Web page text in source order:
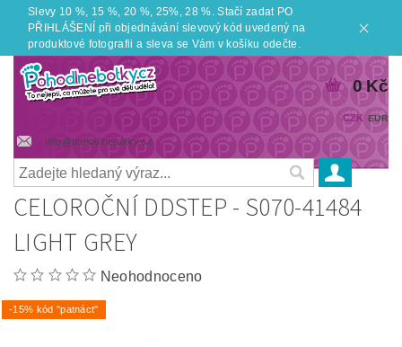
Slevy 10 %, 15 %, 20 %, 25%, 28 %. Stačí zadat PO
PŘIHLÁŠENÍ při objednávání slevový kód uvedený na
produktové fotografii a sleva se Vám v košíku odečte.
info@pohodlnebotky.cz
CZK EUR
0 Kč
CELOROČNÍ DDSTEP - S070-41484
LIGHT GREY
Neohodnoceno
-15% kód "patnáct"